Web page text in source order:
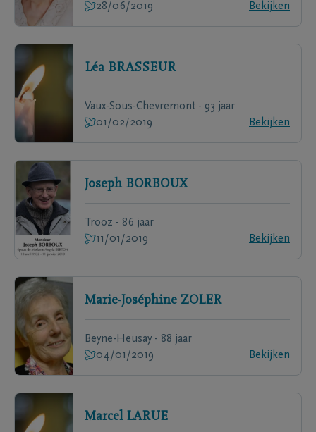
28/06/2019
Bekijken
Léa BRASSEUR
Vaux-Sous-Chevremont - 93 jaar
01/02/2019
Bekijken
Joseph BORBOUX
Trooz - 86 jaar
11/01/2019
Bekijken
Marie-Joséphine ZOLER
Beyne-Heusay - 88 jaar
04/01/2019
Bekijken
Marcel LARUE